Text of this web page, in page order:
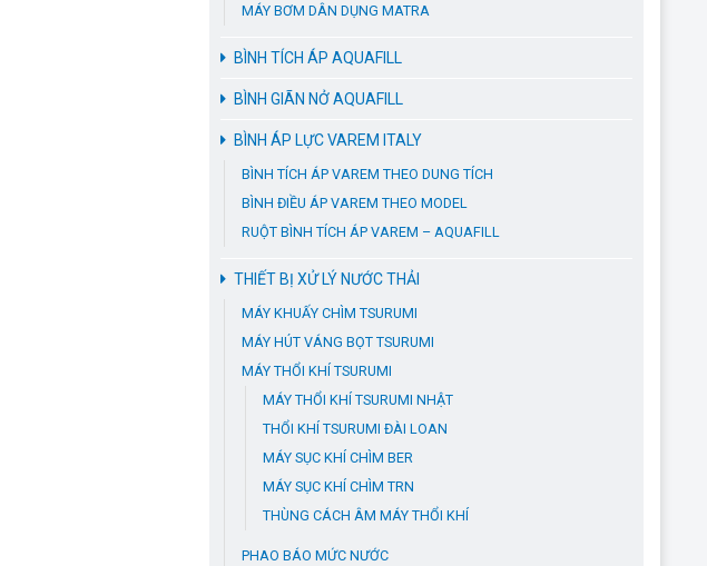
MÁY BƠM DÂN DỤNG MATRA
BÌNH TÍCH ÁP AQUAFILL
BÌNH GIÃN NỞ AQUAFILL
BÌNH ÁP LỰC VAREM ITALY
BÌNH TÍCH ÁP VAREM THEO DUNG TÍCH
BÌNH ĐIỀU ÁP VAREM THEO MODEL
RUỘT BÌNH TÍCH ÁP VAREM – AQUAFILL
THIẾT BỊ XỬ LÝ NƯỚC THẢI
MÁY KHUẤY CHÌM TSURUMI
MÁY HÚT VÁNG BỌT TSURUMI
MÁY THỔI KHÍ TSURUMI
MÁY THỔI KHÍ TSURUMI NHẬT
THỔI KHÍ TSURUMI ĐÀI LOAN
MÁY SỤC KHÍ CHÌM BER
MÁY SỤC KHÍ CHÌM TRN
THÙNG CÁCH ÂM MÁY THỔI KHÍ
PHAO BÁO MỨC NƯỚC